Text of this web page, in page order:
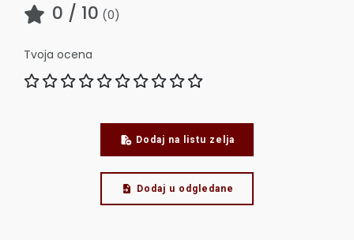
0 / 10 (0)
Tvoja ocena
Dodaj na listu zelja
Dodaj u odgledane